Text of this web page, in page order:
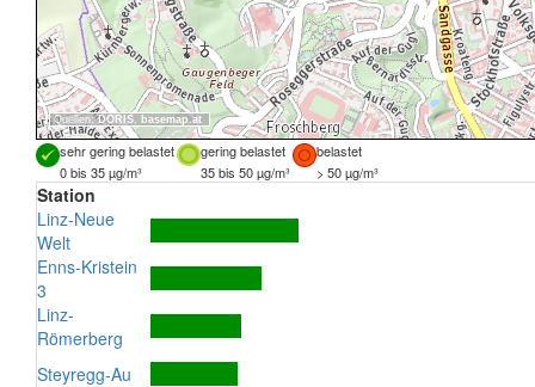
Quellen:DORIS, basemap.at
sehr gering belastet gering belastet
belastet
0 bis 35 µg/m³
35 bis 50 µg/m³ > 50 µg/m³
Station
Linz-Neue
Welt
Enns-Kristein
3
Linz-
Römerberg
Steyregg-Au